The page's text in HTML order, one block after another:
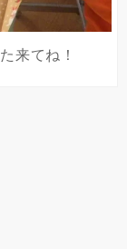
来てね！